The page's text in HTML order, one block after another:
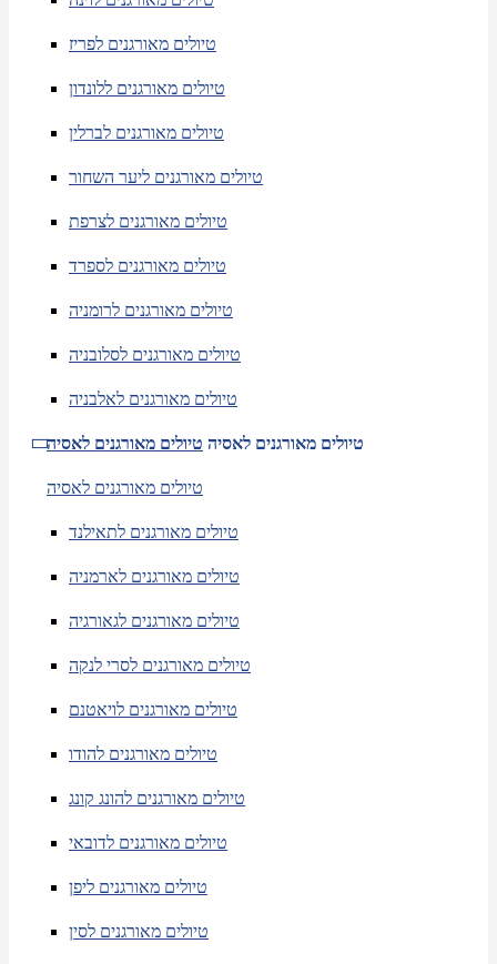
טיולים מאורגנים לפריז
טיולים מאורגנים ללונדון
טיולים מאורגנים לברלין
טיולים מאורגנים ליער השחור
טיולים מאורגנים לצרפת
טיולים מאורגנים לספרד
טיולים מאורגנים לרומניה
טיולים מאורגנים לסלובניה
טיולים מאורגנים לאלבניה
טיולים מאורגנים לאסיה טיולים מאורגנים לאסיה
טיולים מאורגנים לאסיה
טיולים מאורגנים לתאילנד
טיולים מאורגנים לארמניה
טיולים מאורגנים לגאורגיה
טיולים מאורגנים לסרי לנקה
טיולים מאורגנים לויאטנם
טיולים מאורגנים להודו
טיולים מאורגנים להונג קונג
טיולים מאורגנים לדובאי
טיולים מאורגנים ליפן
טיולים מאורגנים לסין